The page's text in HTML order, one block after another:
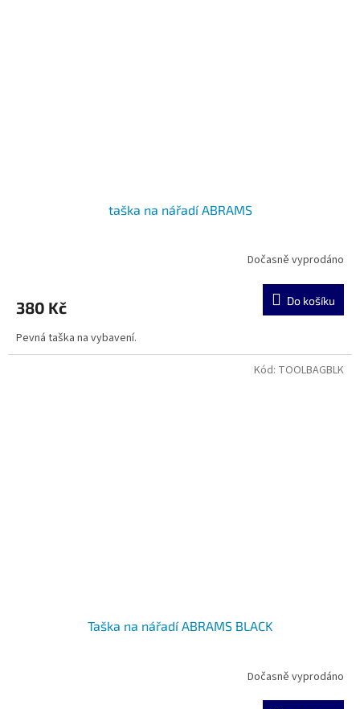
taška na nářadí ABRAMS
Dočasně vyprodáno
380 Kč Do košíku
Pevná taška na vybavení.
Taška na nářadí ABRAMS BLACK
Dočasně vyprodáno
Kód: TOOLBAGBLK